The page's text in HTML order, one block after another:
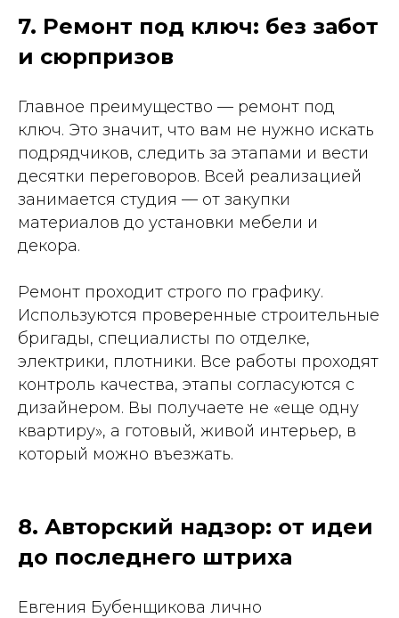
7. Ремонт под ключ: без забот
и сюрпризов
Главное преимущество — ремонт под
ключ. Это значит, что вам не нужно искать
подрядчиков, следить за этапами и вести
десятки переговоров. Всей реализацией
занимается студия — от закупки
материалов до установки мебели и
декора.
Ремонт проходит строго по графику.
Используются проверенные строительные
бригады, специалисты по отделке,
электрики, плотники. Все работы проходят
контроль качества, этапы согласуются с
дизайнером. Вы получаете не «еще одну
квартиру», а готовый, живой интерьер, в
который можно въезжать.
8. Авторский надзор: от идеи
до последнего штриха
Евгения Бубенщикова лично